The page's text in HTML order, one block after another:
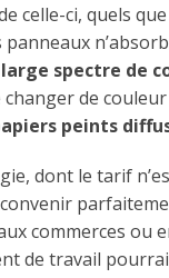
celle-ci, quels
panneaux
large spectre de
de
peints
dont le tarif
commerces ou
de travail